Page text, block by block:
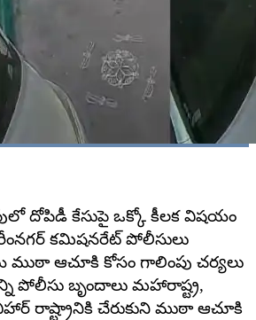
దోపిడీ కేసుపై ఒక్కో కీలక విషయం
కమిషనరేట్ పోలీసులు
ఆచూకి కోసం గాలింపు చర్యలు
పోలీసు బృందాలు మహారాష్ట్ర,
రాష్ట్రానికి చేరుకుని ముఠా ఆచూకి